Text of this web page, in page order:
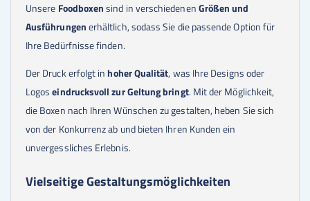
1300Stk.
0,71 €
1400Stk.
0,69 €
1500Stk.
1600
Stk.
1700Stk.
0,63 €
1800
Stk.
0,62 €
1900Stk.
0,60 €
2000Stk.
0,59 €
2250
Stk.
0,55 €
2500Stk.
0,52 €
2750Stk.
3250Stk.
0,46 €
3500
Unsere Foodboxensind in verschiedenenGrößen und
Ausführungenerhältlich, sodass Sie die passende Option für
Ihre Bedürfnisse finden.
Der Druck erfolgt inhoher Qualität, was Ihre Designs oder
Logoseindrucksvoll zur Geltung bringt. Mit der Möglichkeit,
die Boxen nach Ihren Wünschen zu gestalten, heben Sie sich
von der Konkurrenz ab und bieten Ihren Kunden ein
unvergessliches Erlebnis.
Vielseitige Gestaltungsmöglichkeiten